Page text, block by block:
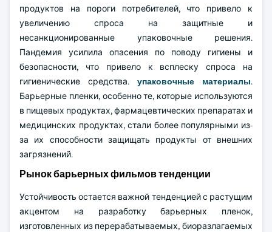
продуктов на пороги потребителей, что привело к
увеличению спроса на защитные и
несанкционированные упаковочные решения.
Пандемия усилила опасения по поводу гигиены и
безопасности, что привело к всплеску спроса на
гигиенические средства. упаковочные материалы.
Барьерные пленки, особенно те, которые используются
в пищевых продуктах, фармацевтических препаратах и
медицинских продуктах, стали более популярными из-
за их способности защищать продукты от внешних
загрязнений.
Рынок барьерных фильмов тенденции
Устойчивость остается важной тенденцией с растущим
акцентом на разработку барьерных пленок,
изготовленных из перерабатываемых, биоразлагаемых